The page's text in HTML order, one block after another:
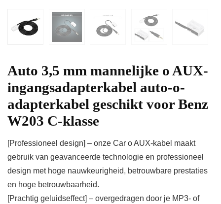
Auto 3,5 mm mannelijke o AUX-
ingangsadapterkabel auto-o-
adapterkabel geschikt voor Benz
W203 C-klasse
[Professioneel design] – onze Car o AUX-kabel maakt
gebruik van geavanceerde technologie en professioneel
design met hoge nauwkeurigheid, betrouwbare prestaties
en hoge betrouwbaarheid.
[Prachtig geluidseffect] – overgedragen door je MP3- of